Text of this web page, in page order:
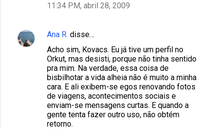
11:34 PM, abril 28, 2009
Ana R. disse…
Acho sim, Kovacs. Eu já tive um perfil no
Orkut, mas desisti, porque não tinha sentido
pra mim. Na verdade, essa coisa de
bisbilhotar a vida alheia não é muito a minha
cara. E ali exibem-se egos renovando fotos
de viagens, acontecimentos sociais e
enviam-se mensagens curtas. E quando a
gente tenta fazer outro uso, não obtém
retorno.